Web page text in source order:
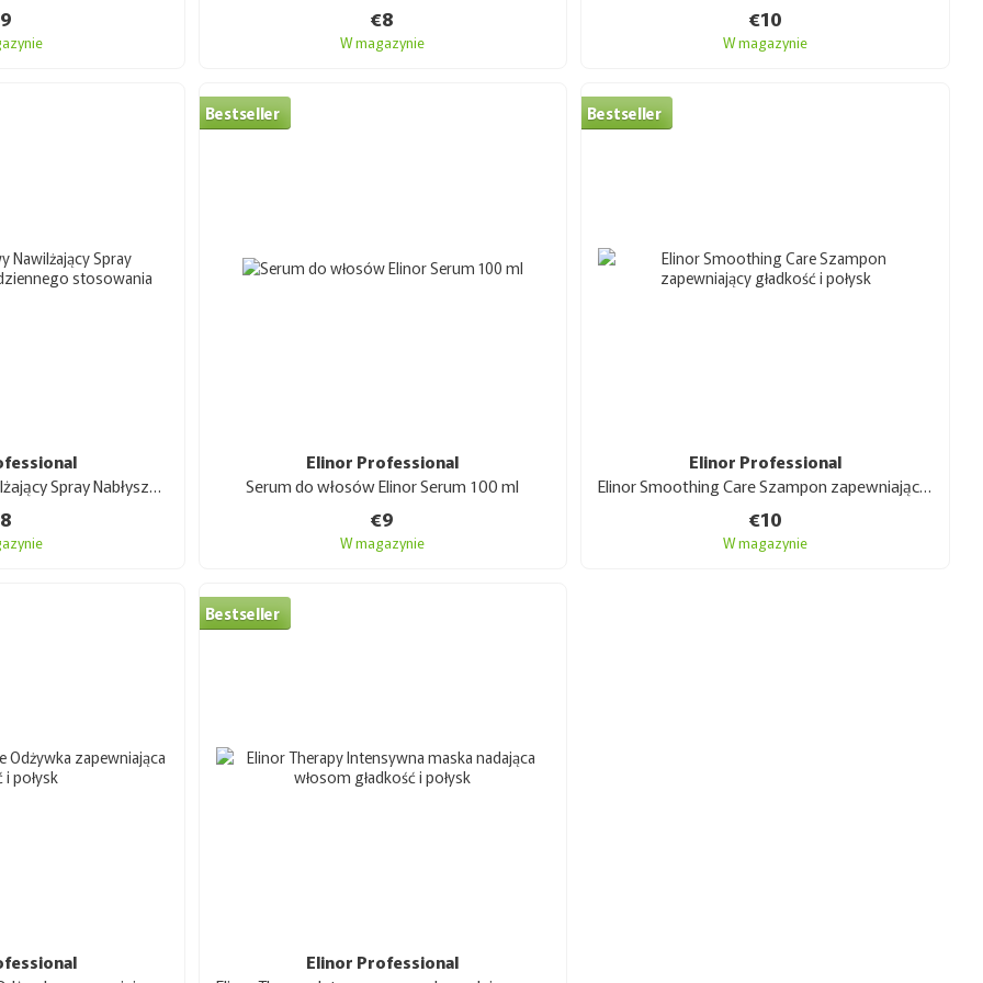
€8
W magazynie
€10
W magazynie
Elinor Dwufazowy Nawilżający Spray Nabłyszczający do codziennego stosowania 200 ml
Bestseller
Elinor Professional
Serum do włosów Elinor Serum 100 ml
€9
W magazynie
Bestseller
Elinor Professional
Elinor Smoothing Care Szampon zapewniający gładkość i połysk 1 l
€10
W magazynie
Bestseller
Elinor Professional